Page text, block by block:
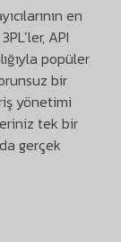
en
API
popüler
bir
yönetimi
tek bir
gerçek